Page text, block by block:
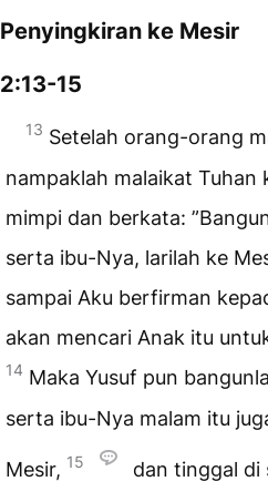
Penyingkiran ke Mesir
2:13-15
13 Setelah orang-orang
nampaklah malaikat Tuhan
mimpi dan berkata:
serta ibu-Nya, larilah ke
sampai Aku berfirman
akan mencari Anak itu
14 Maka Yusuf pun
serta ibu-Nya malam itu
Mesir, 15
dan tinggal di